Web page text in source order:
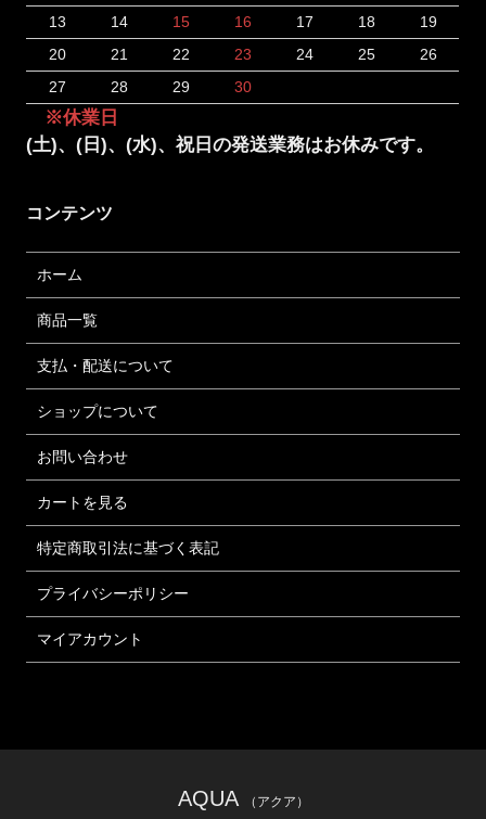
13
14 15 16 17 18
19
20
21 22 23 24 25
26
27
28 29 30
※休業日
(土)、(日)、(水)、祝日の発送業務はお休みです。
コンテンツ
ホーム
商品一覧
支払・配送について
ショップについて
お問い合わせ
カートを見る
特定商取引法に基づく表記
プライバシーポリシー
マイアカウント
AQUA （アクア）